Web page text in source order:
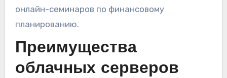
онлайн-семинаров по финансовому
планированию.
Преимущества
облачных серверов